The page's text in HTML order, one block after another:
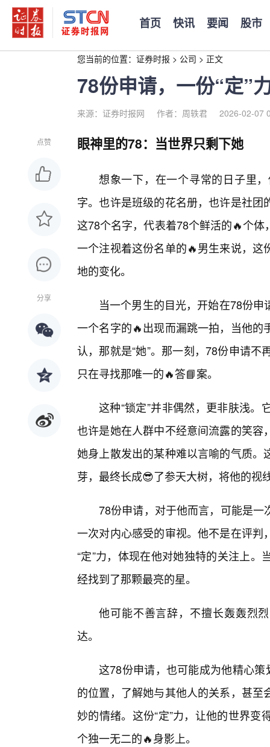
首页 快讯 要闻 股市
您当前的位置： 证券时报 > 公司 > 正文
78份申请，一份“定”
来源：证券时报网 作者：周轶君 2026-02-07
点赞
分享
眼神里的78：当世界只剩下她
想象一下，在一个寻常的日子里
字。也许是班级的花名册，也许是社
这78个名字，代表着78个鲜活的🔥个
一个注视着这份名单的🔥男生来说，
地的变化。
当一个男生的目光，开始在78份
一个名字的🔥出现而漏跳一拍，当他
认，那就是“她”。那一刻，78份申请
只在寻找那唯一的🔥答📘案。
这种“锁定”并非偶然，更非肤浅
也许是她在人群中不经意间流露的笑
她身上散发出的某种难以言喻的气质
芽，最终长成😎了参天大树，将他的视
78份申请，对于他而言，可能是
一次对内心感受的审视。他不是在评
“定”力，体现在他对她独特的关注上
经找到了那颗最亮的星。
他可能不善言辞，不擅长轰轰烈
达。
这78份申请，也可能成为他精心
的位置，了解她与其他人的关系，甚
妙的情绪。这份“定”力，让他的世界
个独一无二的🔥身影上。